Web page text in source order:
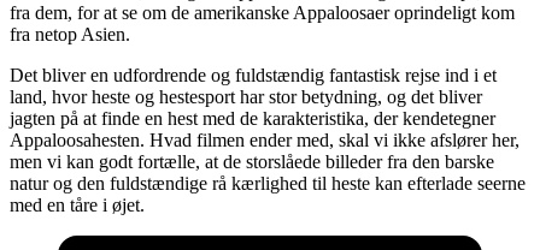
fra dem, for at se om de amerikanske Appaloosaer oprindeligt kom
fra netop Asien.
Det bliver en udfordrende og fuldstændig fantastisk rejse ind i et
land, hvor heste og hestesport har stor betydning, og det bliver
jagten på at finde en hest med de karakteristika, der kendetegner
Appaloosahesten. Hvad filmen ender med, skal vi ikke afslører her,
men vi kan godt fortælle, at de storslåede billeder fra den barske
natur og den fuldstændige rå kærlighed til heste kan efterlade seerne
med en tåre i øjet.